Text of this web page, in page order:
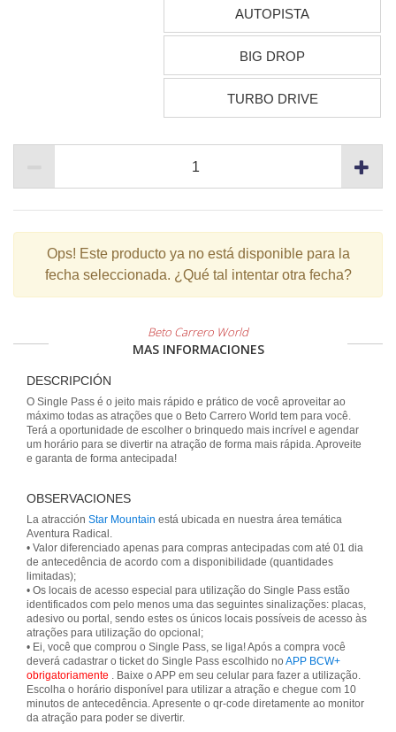
AUTOPISTA
BIG DROP
TURBO DRIVE
Ops! Este producto ya no está disponible para la
fecha seleccionada. ¿Qué tal intentar otra fecha?
Beto Carrero World
MAS INFORMACIONES
DESCRIPCIÓN
O Single Pass é o jeito mais rápido e prático de você aproveitar ao
máximo todas as atrações que o Beto Carrero World tem para você.
Terá a oportunidade de escolher o brinquedo mais incrível e agendar
um horário para se divertir na atração de forma mais rápida. Aproveite
e garanta de forma antecipada!
OBSERVACIONES
La atracción Star Mountain está ubicada en nuestra área temática
Aventura Radical.
• Valor diferenciado apenas para compras antecipadas com até 01 dia
de antecedência de acordo com a disponibilidade (quantidades
limitadas);
• Os locais de acesso especial para utilização do Single Pass estão
identificados com pelo menos uma das seguintes sinalizações: placas,
adesivo ou portal, sendo estes os únicos locais possíveis de acesso às
atrações para utilização do opcional;
• Ei, você que comprou o Single Pass, se liga! Após a compra você
deverá cadastrar o ticket do Single Pass escolhido no APP BCW+
obrigatoriamente . Baixe o APP em seu celular para fazer a utilização.
Escolha o horário disponível para utilizar a atração e chegue com 10
minutos de antecedência. Apresente o qr-code diretamente ao monitor
da atração para poder se divertir.